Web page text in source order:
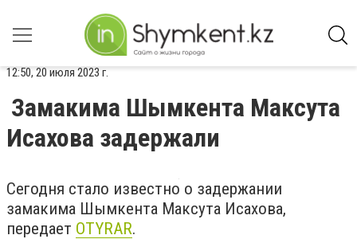
12:50, 20 июля 2023 г.
Замакима Шымкента Максута
Исахова задержали
Сегодня стало известно о задержании
замакима Шымкента Максута Исахова,
передает OTYRAR.